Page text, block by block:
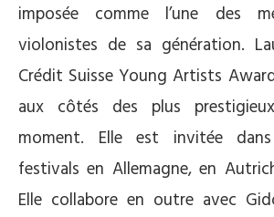
imposée comme l’une des
violonistes de sa génération.
Crédit Suisse Young Artists
aux côtés des plus
moment. Elle est invitée
festivals en Allemagne, en
Elle collabore en outre avec